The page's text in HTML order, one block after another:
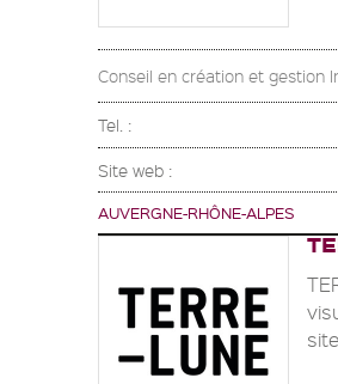
Conseil en création et gestion
Tel. :
Site web :
AUVERGNE-RHÔNE-ALPES